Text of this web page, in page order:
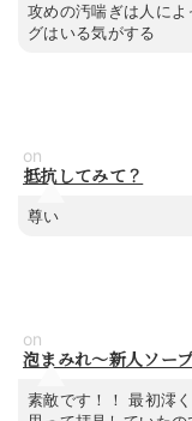
攻めの汚喘ぎは人に
グはいる気がする
on
抵抗してみて？
尊い
on
泡まみれ～新人ソー
素敵です！！ 最初澪